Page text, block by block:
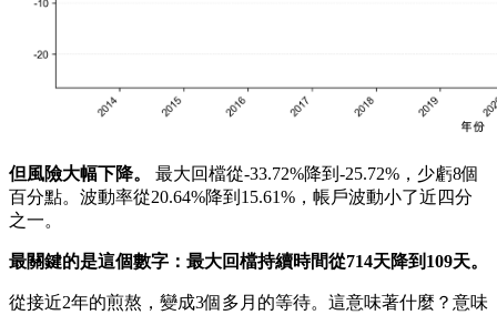
但風險大幅下降。
最大回檔從-33.72%降到-25.72%，少虧8個
百分點。波動率從20.64%降到15.61%，帳戶波動小了近四分
之一。
最關鍵的是這個數字：最大回檔持續時間從714天降到109天。
從接近2年的煎熬，變成3個多月的等待。這意味著什麼？意味